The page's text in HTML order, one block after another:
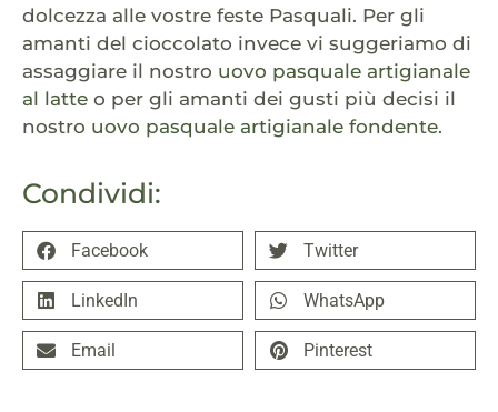
Condividi:
Facebook Twitter
LinkedIn WhatsApp
Email Pinterest
dolcezza alle vostre feste Pasquali. Per gli
amanti del cioccolato invece vi suggeriamo di
assaggiare il nostro uovo pasquale artigianale
al latte o per gli amanti dei gusti più decisi il
nostro uovo pasquale artigianale fondente.